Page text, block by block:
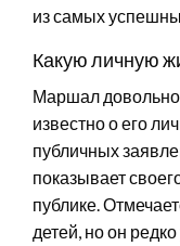
из самых
Какую личную
Маршал довольно
известно о его
публичных
показывает
публике.
детей, но он